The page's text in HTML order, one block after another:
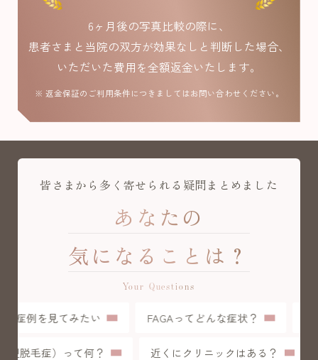
6ヶ月後の写真比較の際に、
患者さまと当院の双方が効果なしと判断した場合、
いただいた費用を全額返金いたします。
※ 返金保証のご利用条件につきましてはお問い合わせください。
皆さまから多く寄せられる疑問まとめました
あなたの
気になることは？
Your Questions
症例を見てみたい FAGAってどんな症状？
型脱毛症）って何？ 近くにクリニックはある？